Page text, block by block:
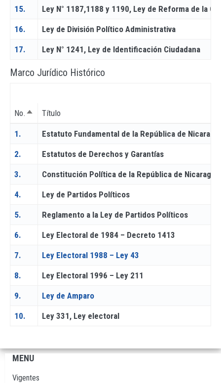
15. Ley N° 1187,1188 y 1190, Ley de Reforma de la
16. Ley de División Político Administrativa
17. Ley N° 1241, Ley de Identificación Ciudadana
Marco Jurídico Histórico
No. Ordenar descendente
Título
1. Estatuto Fundamental de la República de
2. Estatutos de Derechos y Garantías
3. Constitución Política de la República de Nicaragua
4. Ley de Partidos Políticos
5. Reglamento a la Ley de Partidos Políticos
6. Ley Electoral de 1984 – Decreto 1413
7. Ley Electoral 1988 – Ley 43
8. Ley Electoral 1996 – Ley 211
9. Ley de Amparo
10. Ley 331, Ley electoral
Navegación
principal
MENU
Vigentes